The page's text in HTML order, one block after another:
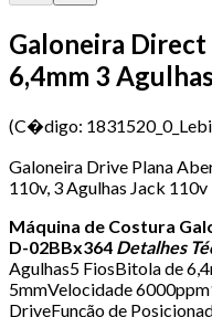
Galoneira
6,4mm 3
(C�digo:
Galoneira Drive Plana
110v, 3 Agulhas Jack 110v
Máquina de Costura
D-02BBx364 Detalhes
Agulhas5 FiosBitola de
5mmVelocidade
DriveFunção de